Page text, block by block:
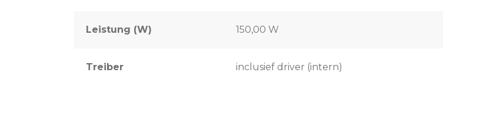
Leistung (W) 150,00 W
Treiber inclusief driver (intern)